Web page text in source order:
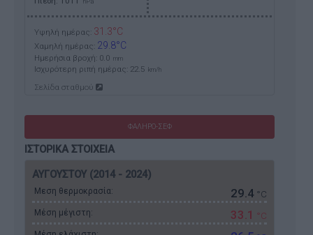
Υψηλή ημέρας: 31.3°C
Χαμηλή ημέρας: 29.8°C
Ημερήσια βροχή: 0.0 mm
Ισχυρότερη ριπή ημέρας: 22.5 km/h
Σελίδα σταθμού
ΦΑΛΗΡΟ-ΣΕΦ
ΙΣΤΟΡΙΚΑ ΣΤΟΙΧΕΙΑ
ΑΥΓΟΥΣΤΟΥ (2014 - 2024)
Μεση θερμοκρασία: 29.4 °C
Μέση μέγιστη: 33.1 °C